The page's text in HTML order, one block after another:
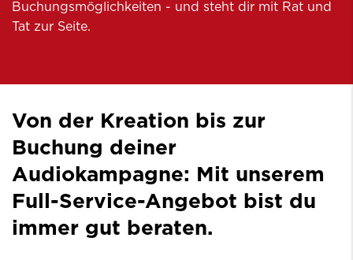
Buchungsmöglichkeiten - und steht dir mit Rat und
Tat zur Seite.
Von der Kreation bis zur
Buchung deiner
Audiokampagne: Mit unserem
Full-Service-Angebot bist du
immer gut beraten.